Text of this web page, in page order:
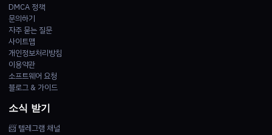
DMCA 정책
문의하기
자주 묻는 질문
사이트맵
개인정보처리방침
이용약관
소프트웨어 요청
블로그 & 가이드
소식 받기
📨 텔레그램 채널